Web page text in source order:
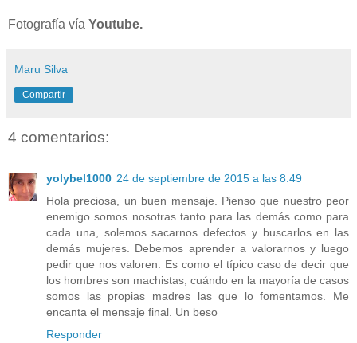
Fotografía vía Youtube.
Maru Silva
Compartir
4 comentarios:
yolybel1000 24 de septiembre de 2015 a las 8:49
Hola preciosa, un buen mensaje. Pienso que nuestro peor
enemigo somos nosotras tanto para las demás como para
cada una, solemos sacarnos defectos y buscarlos en las
demás mujeres. Debemos aprender a valorarnos y luego
pedir que nos valoren. Es como el típico caso de decir que
los hombres son machistas, cuándo en la mayoría de casos
somos las propias madres las que lo fomentamos. Me
encanta el mensaje final. Un beso
Responder